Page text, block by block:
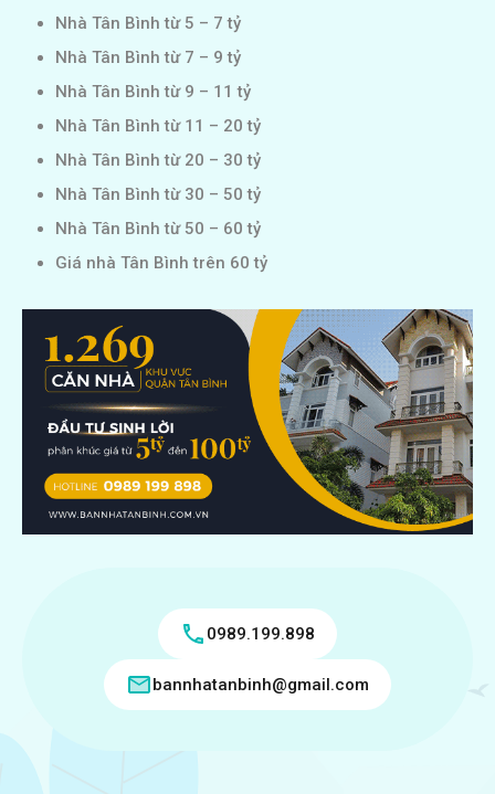
Nhà Tân Bình từ 5 – 7 tỷ
Nhà Tân Bình từ 7 – 9 tỷ
Nhà Tân Bình từ 9 – 11 tỷ
Nhà Tân Bình từ 11 – 20 tỷ
Nhà Tân Bình từ 20 – 30 tỷ
Nhà Tân Bình từ 30 – 50 tỷ
Nhà Tân Bình từ 50 – 60 tỷ
Giá nhà Tân Bình trên 60 tỷ
0989.199.898
bannhatanbinh@gmail.com